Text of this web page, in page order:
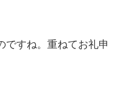
ですね。重ねてお礼申